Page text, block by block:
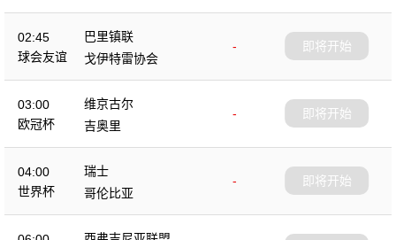
02:45
球会友谊
巴里镇联
-
戈伊特雷协会
即将开始
03:00
欧冠杯
维京古尔
-
吉奥里
即将开始
04:00
世界杯
瑞士
-
哥伦比亚
即将开始